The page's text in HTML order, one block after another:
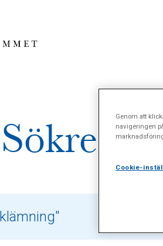
Genom att
navigeringen
Cookie-